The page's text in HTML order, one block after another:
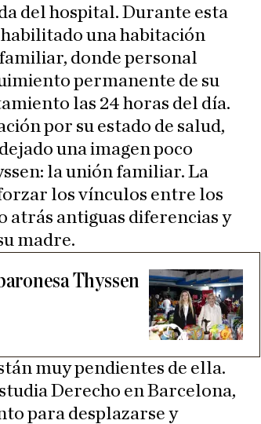
del hospital. Durante esta
una habitación
donde personal
permanente de su
las 24 horas del día.
por su estado de salud,
una imagen poco
la unión familiar. La
los vínculos entre los
atrás antiguas diferencias y
madre.
Thyssen
muy pendientes de ella.
Derecho en Barcelona,
para desplazarse y